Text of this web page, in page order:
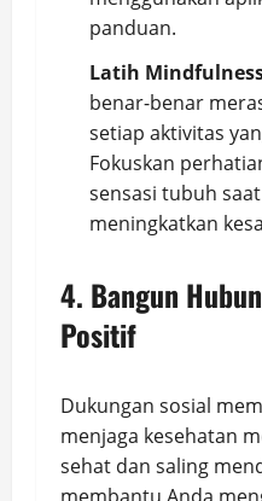
panduan.
Latih
benar-benar
setiap aktivitas
Fokuskan
sensasi tubuh
meningkatkan
4. Bangun
Positif
Dukungan sosial
menjaga kesehatan
sehat dan saling